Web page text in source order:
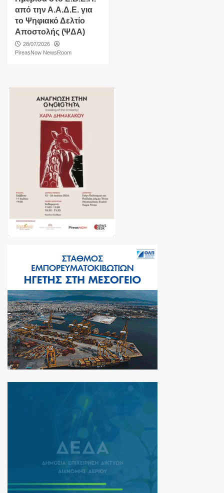
από την Α.Α.Δ.Ε. για
το Ψηφιακό Δελτίο
Αποστολής (ΨΔΑ)
28/07/2026
PireasNow NewsRoom